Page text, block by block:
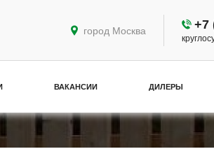
ВАКАНСИИ ДИЛЕРЫ
город Москва +7